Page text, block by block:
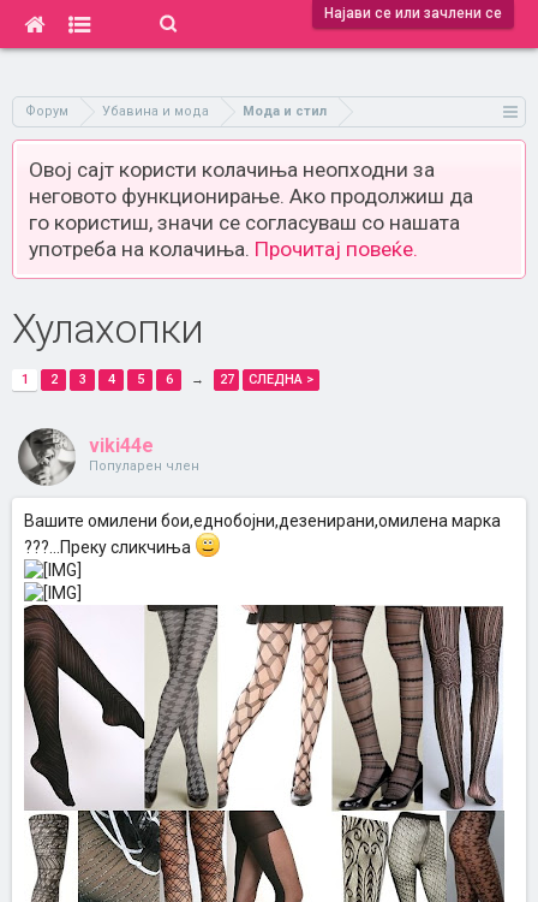
Најави се или зачлени се
Форум Убавина и мода Мода и стил
Овој сајт користи колачиња неопходни за
неговото функционирање. Ако продолжиш да
го користиш, значи се согласуваш со нашата
употреба на колачиња. Прочитај повеќе.
Хулахопки
1 2 3 4 5 6 → 27 СЛЕДНА >
viki44e
Популарен член
Вашите омилени бои,еднобојни,дезенирани,омилена марка
???...Преку сликчиња